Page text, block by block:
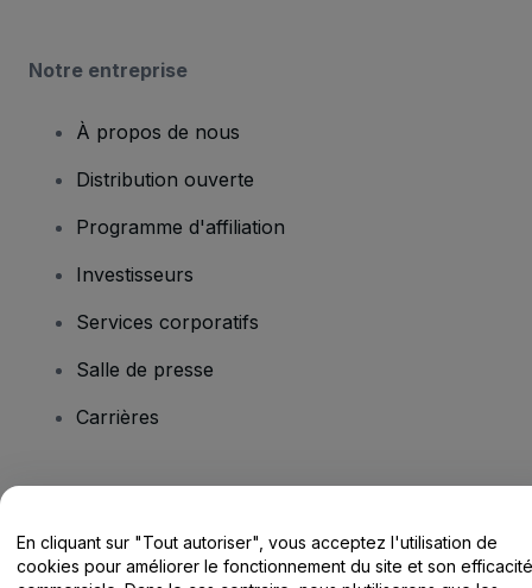
Notre entreprise
À propos de nous
Distribution ouverte
Programme d'affiliation
Investisseurs
Services corporatifs
Salle de presse
Carrières
Centre d'assistance / Nous contacter
En cliquant sur "Tout autoriser", vous acceptez l'utilisation de
cookies pour améliorer le fonctionnement du site et son efficacité